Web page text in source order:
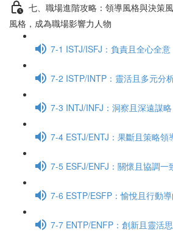
七、職場進階攻略：領導風格與決策
風格，成為職場影響力人物
7-1 ISTJ/ISFJ：負責且全心全意
7-2 ISTP/INTP：靈活且多元分
7-3 INTJ/INFJ：洞察且深遠謀略
7-4 ESTJ/ENTJ：果斷且策略領
7-5 ESFJ/ENFJ：關懷且協調一
7-6 ESTP/ESFP：愉悅且行動導
7-7 ENTP/ENFP：創新且靈活